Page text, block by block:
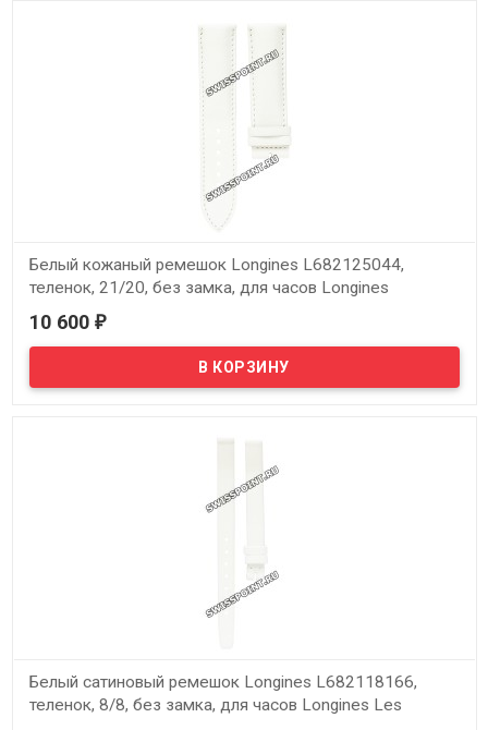
Белый кожаный ремешок Longines L682125044,
теленок, 21/20, без замка, для часов Longines
Conquest L3.657.4, L3.661.4
Оригинальный белый кожаный ремешок Longines L682125044,
10 600 ₽
Белый сатиновый ремешок Longines L682118166,
теленок, 8/8, без замка, для часов Longines Les